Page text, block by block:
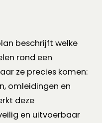
beschrijft welke
rond een
ze precies komen:
omleidingen en
deze
en uitvoerbaar